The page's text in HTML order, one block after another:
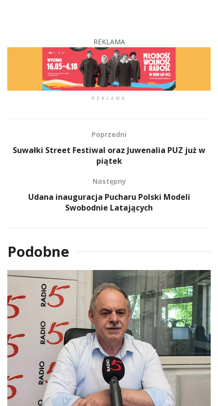
REKLAMA
REKLAMA
Poprzedni
Suwałki Street Festiwal oraz Juwenalia PUZ już w
piątek
Następny
Udana inauguracja Pucharu Polski Modeli
Swobodnie Latających
Podobne